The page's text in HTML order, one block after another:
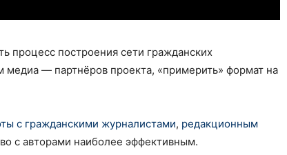
процесс построения сети гражданских
медиа — партнёров проекта, «примерить» формат на
с гражданскими журналистами, редакционным
с авторами наиболее эффективным.